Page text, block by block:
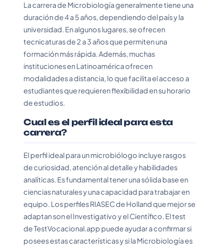
La carrera de Microbiología generalmente tiene una
duración de 4 a 5 años, dependiendo del país y la
universidad. En algunos lugares, se ofrecen
tecnicaturas de 2 a 3 años que permiten una
formación más rápida. Además, muchas
instituciones en Latinoamérica ofrecen
modalidades a distancia, lo que facilita el acceso a
estudiantes que requieren flexibilidad en su horario
de estudios.
Cual es el perfil ideal para esta
carrera?
El perfil ideal para un microbiólogo incluye rasgos
de curiosidad, atención al detalle y habilidades
analíticas. Es fundamental tener una sólida base en
ciencias naturales y una capacidad para trabajar en
equipo. Los perfiles RIASEC de Holland que mejor se
adaptan son el Investigativo y el Científico. El test
de TestVocacional.app puede ayudar a confirmar si
posees estas características y si la Microbiología es